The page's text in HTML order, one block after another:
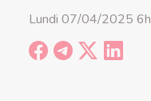
Lundi 07/04/2025 6h